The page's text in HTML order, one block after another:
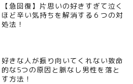
【急回復】片思いの好きすぎて泣く
ほど辛い気持ちを解消する６つの対
処法！
好きな人が振り向いてくれない致命
的な5つの原因と脈なし男性を落と
す方法！